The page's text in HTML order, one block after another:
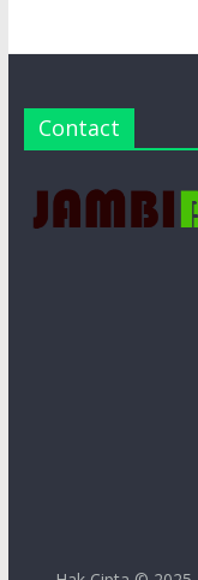
Contact